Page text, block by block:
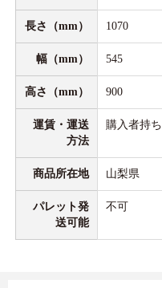
長さ（mm） 1070
幅（mm） 545
高さ（mm） 900
運賃・運送
方法
購入者持ち
商品所在地 山梨県
パレット発
送可能
不可